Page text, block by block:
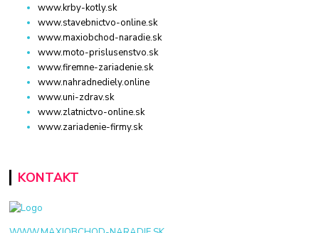
www.krby-kotly.sk
www.stavebnictvo-online.sk
www.maxiobchod-naradie.sk
www.moto-prislusenstvo.sk
www.firemne-zariadenie.sk
www.nahradnediely.online
www.uni-zdrav.sk
www.zlatnictvo-online.sk
www.zariadenie-firmy.sk
KONTAKT